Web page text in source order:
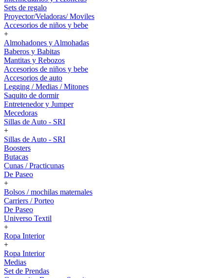
Sets de regalo
Proyector/Veladoras/ Moviles
Accesorios de niños y bebe
+
Almohadones y Almohadas
Baberos y Babitas
Mantitas y Rebozos
Accesorios de niños y bebe
Accesorios de auto
Legging / Medias / Mitones
Saquito de dormir
Entretenedor y Jumper
Mecedoras
Sillas de Auto - SRI
+
Sillas de Auto - SRI
Boosters
Butacas
Cunas / Practicunas
De Paseo
+
Bolsos / mochilas maternales
Carriers / Porteo
De Paseo
Universo Textil
+
Ropa Interior
+
Ropa Interior
Medias
Set de Prendas